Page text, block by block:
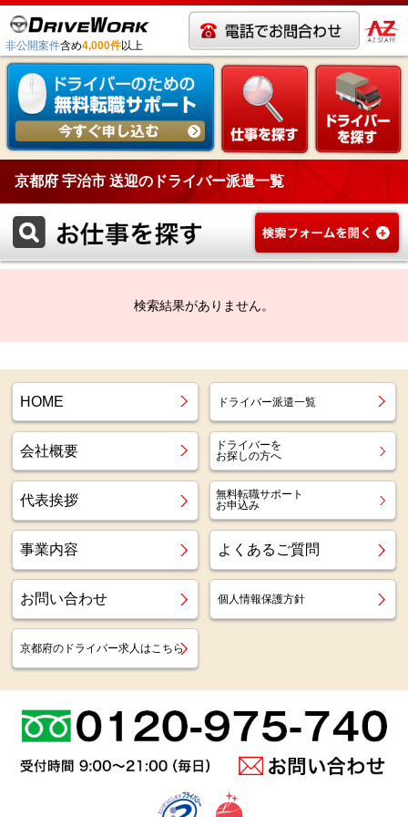
非公開案件含め4,000件以上
京都府 宇治市 送迎のドライバー派遣一覧
検索結果がありません。
HOME ドライバー派遣一覧
会社概要
ドライバーを
お探しの方へ
代表挨拶
無料転職サポート
お申込み
事業内容 よくあるご質問
お問い合わせ 個人情報保護方針
京都府のドライバー求人はこちら